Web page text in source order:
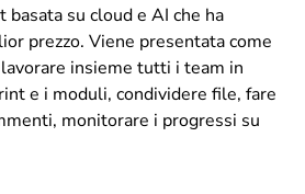
su cloud e AI che ha
prezzo. Viene presentata come
insieme tutti i team in
e i moduli, condividere file, fare
monitorare i progressi su